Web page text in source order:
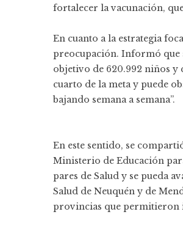
fortalecer la vacunación,
En cuanto a la estrategia
preocupación. Informó que
objetivo de 620.992 niños y
cuarto de la meta y puede
bajando semana a semana”.
En este sentido, se
Ministerio de Educación
pares de Salud y se pueda
Salud de Neuquén y de
provincias que permitieron